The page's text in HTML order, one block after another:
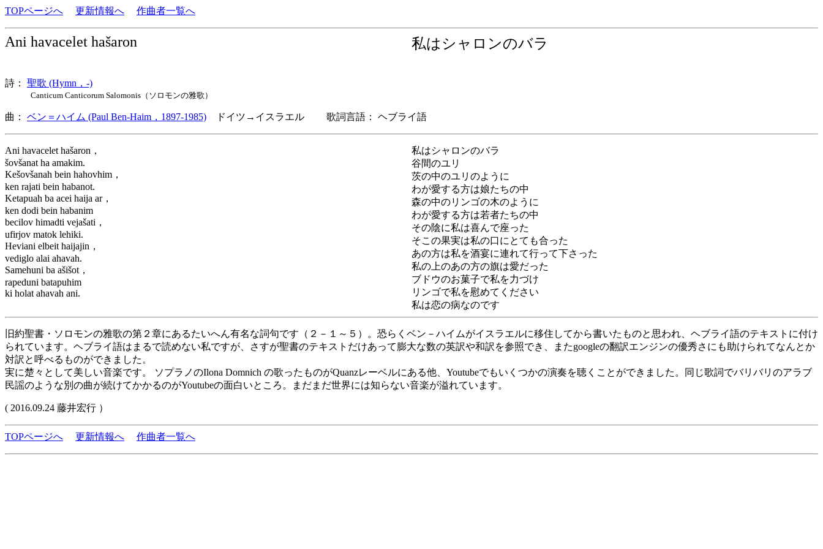
TOPページへ 更新情報へ 作曲者一覧へ
Ani havacelet hašaron 私はシャロンのバラ
詩： 聖歌 (Hymn，-)
Canticum Canticorum Salomonis（ソロモンの雅歌）
曲： ベン＝ハイム (Paul Ben-Haim，1897-1985) ドイツ→イスラエル 歌詞言語： ヘブライ語
Ani havacelet hašaron，
šovšanat ha amakim.
Kešovšanah bein hahovhim，
ken rajati bein habanot.
Ketapuah ba acei haija ar，
ken dodi bein habanim
becilov himadti vejašati，
ufirjov matok lehiki.
Heviani elbeit haijajin，
vediglo alai ahavah.
Samehuni ba ašišot，
rapeduni batapuhim
ki holat ahavah ani.
私はシャロンのバラ
谷間のユリ
茨の中のユリのように
わが愛する方は娘たちの中
森の中のリンゴの木のように
わが愛する方は若者たちの中
その陰に私は喜んで座った
そこの果実は私の口にとても合った
あの方は私を酒宴に連れて行って下さった
私の上のあの方の旗は愛だった
ブドウのお菓子で私を力づけ
リンゴで私を慰めてください
私は恋の病なのです
旧約聖書・ソロモンの雅歌の第２章にあるたいへん有名な詞句です（２－１～５）。恐らくベン－ハイムがイスラエルに移住してから書いたものと思われ、ヘブライ語のテキストに付け
られています。ヘブライ語はまるで読めない私ですが、さすが聖書のテキストだけあって膨大な数の英訳や和訳を参照でき、またgoogleの翻訳エンジンの優秀さにも助けられてなんとか
対訳と呼べるものができました。
実に楚々として美しい音楽です。 ソプラノのIlona Domnich の歌ったものがQuanzレーベルにある他、Youtubeでもいくつかの演奏を聴くことができました。同じ歌詞でバリバリのアラブ
民謡のような別の曲が続けてかかるのがYoutubeの面白いところ。まだまだ世界には知らない音楽が溢れています。
( 2016.09.24 藤井宏行 ）
TOPページへ 更新情報へ 作曲者一覧へ